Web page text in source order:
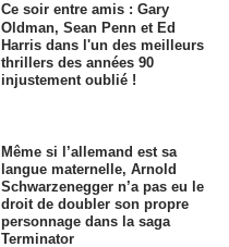
Ce soir entre amis : Gary
Oldman, Sean Penn et Ed
Harris dans l'un des meilleurs
thrillers des années 90
injustement oublié !
Même si l’allemand est sa
langue maternelle, Arnold
Schwarzenegger n’a pas eu le
droit de doubler son propre
personnage dans la saga
Terminator